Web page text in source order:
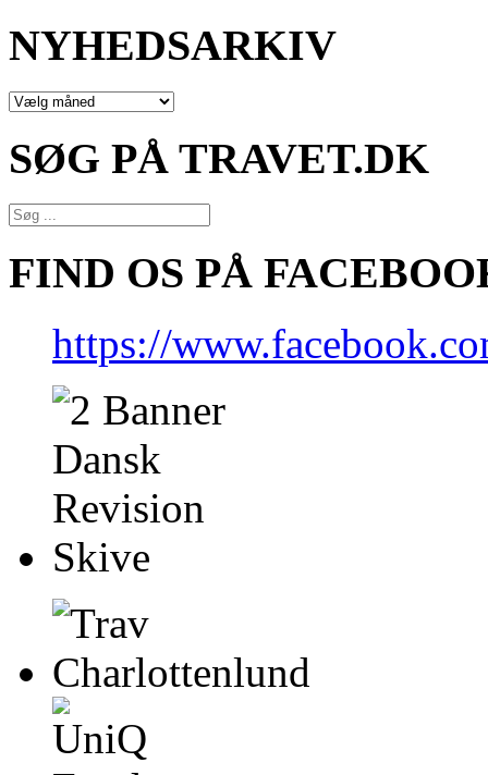
NYHEDSARKIV
NYHEDSARKIV
SØG PÅ TRAVET.DK
FIND OS PÅ
https://